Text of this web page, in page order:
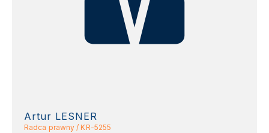
Artur LESNER
Radca prawny / KR-5255